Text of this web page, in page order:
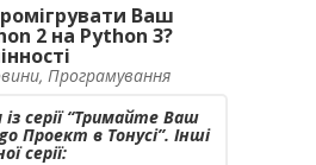
Ваш
2 на Python 3?
, Програмування
серії “Тримайте Ваш
Проект в Тонусі”. Інші
серії: